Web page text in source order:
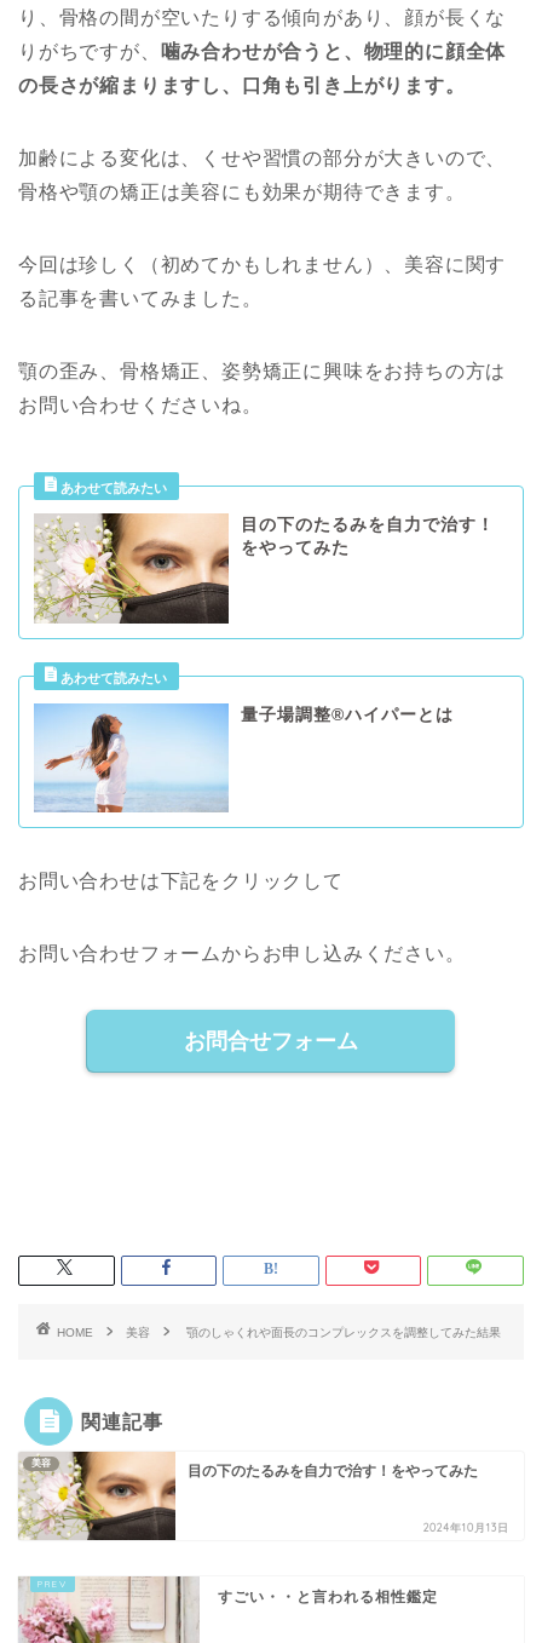
り、骨格の間が空いたりする傾向があり、顔が長くな
りがちですが、
噛み合わせが合うと、物理的に顔全体
の長さが縮まりますし、口角も引き上がります。
加齢による変化は、くせや習慣の部分が大きいので、
骨格や顎の矯正は美容にも効果が期待できます。
今回は珍しく（初めてかもしれません）、美容に関す
る記事を書いてみました。
顎の歪み、骨格矯正、姿勢矯正に興味をお持ちの方は
お問い合わせくださいね。
目の下のたるみを自力で治す！
をやってみた
量子場調整®️ハイパーとは
お問い合わせは下記をクリックして
お問い合わせフォームからお申し込みください。
お問合せフォーム
HOME 美容 顎のしゃくれや面長のコンプレックスを調整してみた結果
関連記事
美容 目の下のたるみを自力で治す！をやってみた
2024年10月13日
すごい・・と言われる相性鑑定